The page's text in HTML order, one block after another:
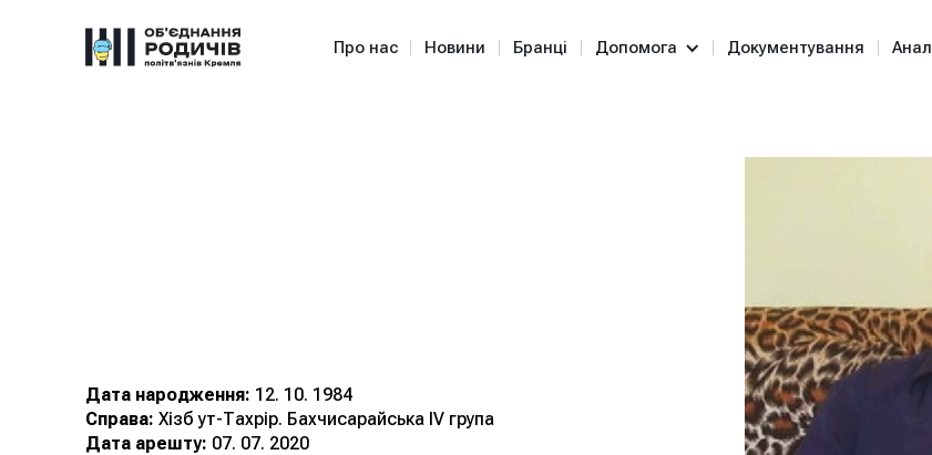
Про нас Новини Бранці Допомога Документування
Дата народження: 12. 10. 1984
Справа: Хізб ут-Тахрір. Бахчисарайська ІV група
Дата арешту: 07. 07. 2020